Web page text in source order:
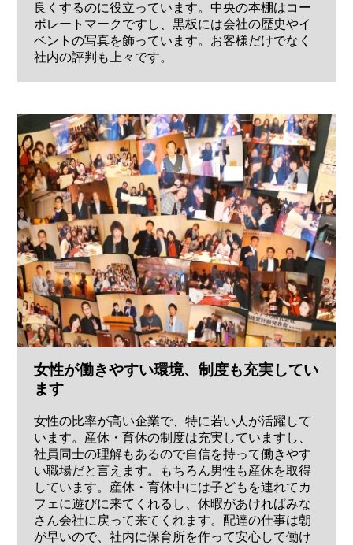
良くするのに役立っています。中央の本棚はコー
ポレートマークですし、黒板には会社の歴史やイ
ベントの写真を飾っています。お客様だけでなく
社内の評判も上々です。
女性が働きやすい環境、制度も充実してい
ます
女性の比率が高い企業で、特に若い人が活躍して
います。産休・育休の制度は充実していますし、
社員同士の理解もあるので自信を持って働きやす
い職場だと言えます。もちろん男性も産休を取得
しています。産休・育休中には子どもを連れてカ
フェに遊びに来てくれるし、休暇があければみな
さん会社に戻って来てくれます。配達の仕事は朝
が早いので、社内に保育所を作って安心して働け